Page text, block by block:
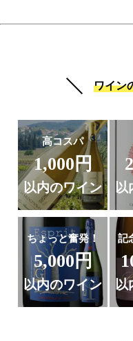
ワイン
高コスパ
1,000円
以内のワイン 以
ちょっと奮発！
5,000円
以内のワイン
記
以